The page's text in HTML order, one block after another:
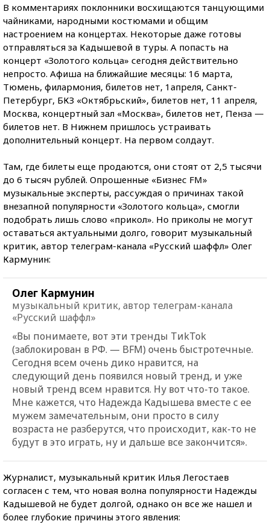
В комментариях поклонники восхищаются танцующими
чайниками, народными костюмами и общим
настроением на концертах. Некоторые даже готовы
отправляться за Кадышевой в туры. А попасть на
концерт «Золотого кольца» сегодня действительно
непросто. Афиша на ближайшие месяцы: 16 марта,
Тюмень, филармония, билетов нет, 1апреля, Санкт-
Петербург, БКЗ «Октябрьский», билетов нет, 11 апреля,
Москва, концертный зал «Москва», билетов нет, Пенза —
билетов нет. В Нижнем пришлось устраивать
дополнительный концерт. На первом солдаут.
Там, где билеты еще продаются, они стоят от 2,5 тысячи
до 6 тысяч рублей. Опрошенные «Бизнес FM»
музыкальные эксперты, рассуждая о причинах такой
внезапной популярности «Золотого кольца», смогли
подобрать лишь слово «прикол». Но приколы не могут
оставаться актуальными долго, говорит музыкальный
критик, автор телеграм-канала «Русский шаффл» Олег
Кармунин:
Олег Кармунин
музыкальный критик, автор телеграм-канала
«Русский шаффл»
«Вы понимаете, вот эти тренды ТиkТоk
(заблокирован в РФ. — BFM) очень быстротечные.
Сегодня всем очень дико нравится, на
следующий день появился новый тренд, и уже
новый тренд всем нравится. Ну вот что-то такое.
Мне кажется, что Надежда Кадышева вместе с ее
мужем замечательным, они просто в силу
возраста не разберутся, что происходит, как-то не
будут в это играть, ну и дальше все закончится».
Журналист, музыкальный критик Илья Легостаев
согласен с тем, что новая волна популярности Надежды
Кадышевой не будет долгой, однако он все же нашел и
более глубокие причины этого явления: